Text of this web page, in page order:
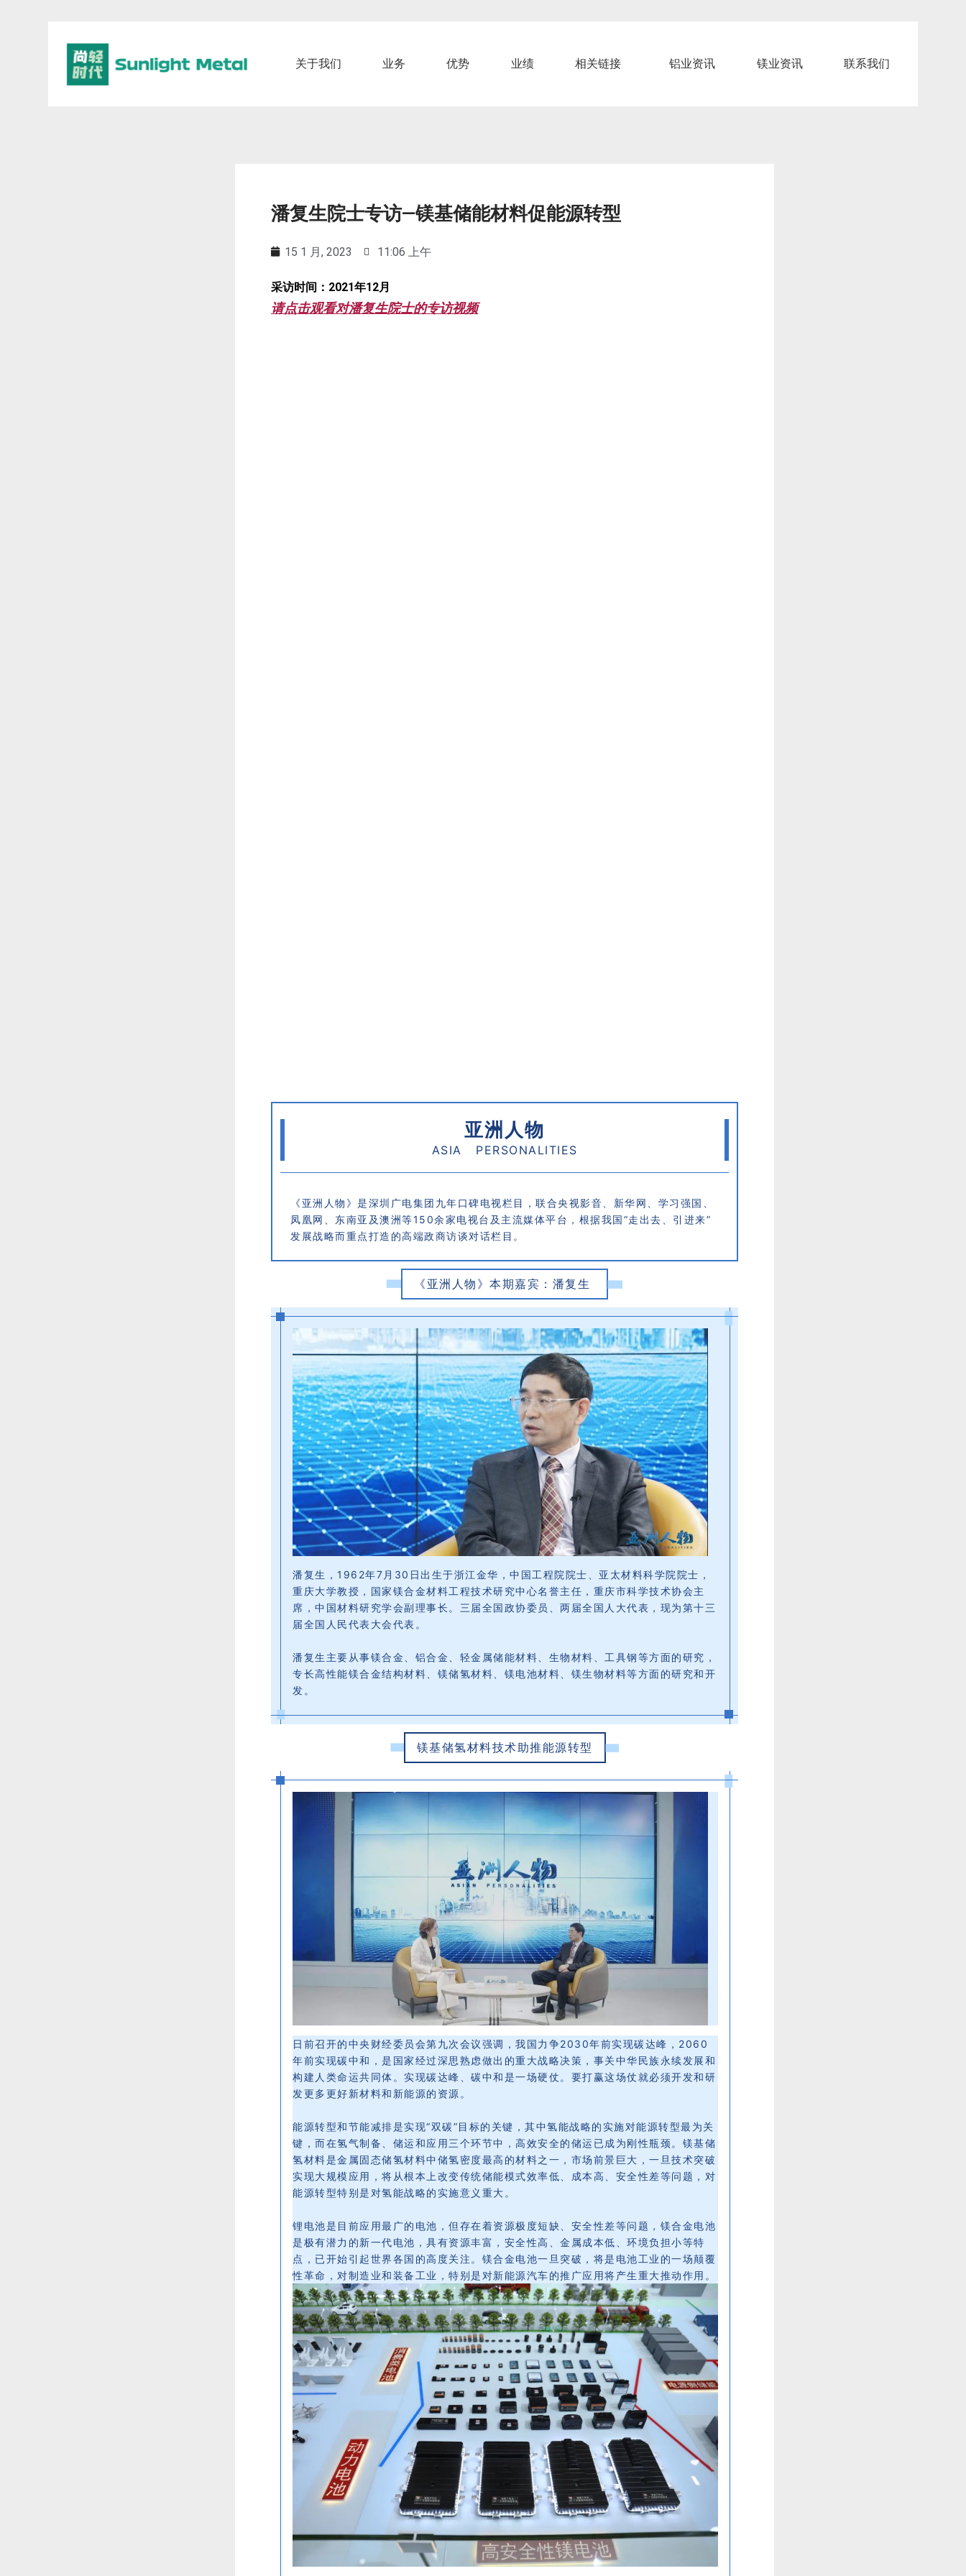
关于我们 业务 优势 业绩 相关链接 铝业资讯 镁业资讯 联系我们
潘复生院士专访—镁基储能材料促能源转型
15 1 月, 2023 11:06 上午
采访时间：2021年12月
请点击观看对潘复生院士的专访视频
亚洲人物
ASIA PERSONALITIES
《亚洲人物》是深圳广电集团九年口碑电视栏目，联合央视影音、新华网、学习强国、
凤凰网、东南亚及澳洲等150余家电视台及主流媒体平台，根据我国“走出去、引进来”
发展战略而重点打造的高端政商访谈对话栏目。
《 亚洲人物 》本期嘉宾 ：潘复生
潘复生，1962年7月30日出生于浙江金华，中国工程院院士、亚太材料科学院院士，
重庆大学教授，国家镁合金材料工程技术研究中心名誉主任，重庆市科学技术协会主
席，中国材料研究学会副理事长。三届全国政协委员、两届全国人大代表，现为第十三
届全国人民代表大会代表。
潘复生主要从事镁合金、铝合金、轻金属储能材料、生物材料、工具钢等方面的研究，
专长高性能镁合金结构材料、镁储氢材料、镁电池材料、镁生物材料等方面的研究和开
发。
镁基储氢材料技术助推能源转型
日前召开的中央财经委员会第九次会议强调，我国力争2030年前实现碳达峰，2060
年前实现碳中和，是国家经过深思熟虑做出的重大战略决策，事关中华民族永续发展和
构建人类命运共同体。 实现碳达峰、碳中和是一场硬仗。 要打赢这场仗就必须开发和研
发更多更好新材料和新能源的资源。
能源转型和节能减排是实现“双碳”目标的关键，其中氢能战略的实施对能源转型最为关
键，而在氢气制备、储运和应用三个环节中，高效安全的储运已成为刚性瓶颈。镁基储
氢材料是金属固态储氢材料中储氢密度最高的材料之一，市场前景巨大，一旦技术突破
实现大规模应用，将从根本上改变传统储能模式效率低、成本高、安全性差等问题，对
能源转型特别是对氢能战略的实施意义重大。
锂电池是目前应用最广的电池，但存在着资源极度短缺、安全性差等问题，镁合金电池
是极有潜力的新一代电池，具有资源丰富，安全性高、金属成本低、环境负担小等特
点，已开始引起世界各国的高度关注。镁合金电池一旦突破，将是电池工业的一场颠覆
性革命，对制造业和装备工业，特别是对新能源汽车的推广应用将产生重大推动作用。